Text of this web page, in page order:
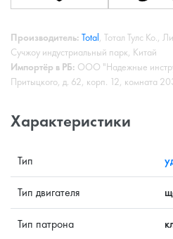
Производитель: Total , Тотал Тулс Ко.,
Сучжоу индустриальный парк, Китай
Импортёр в РБ: ООО "Надежные
Притыцкого, д. 62, корп. 12, комната
Характеристики
Тип
Тип двигателя
Тип патрона